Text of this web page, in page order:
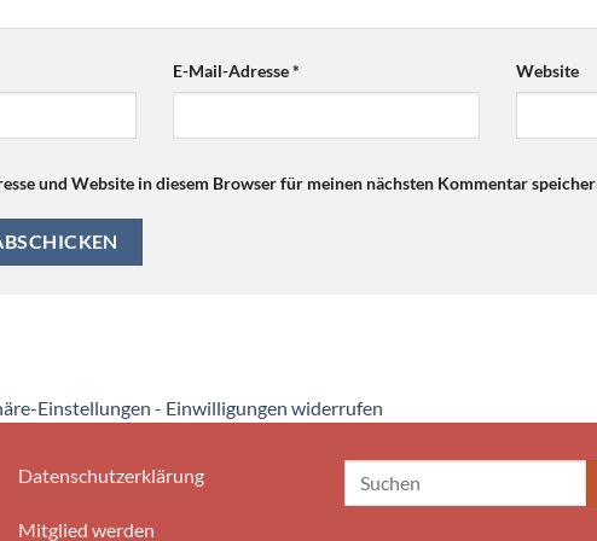
E-Mail-Adresse* Website
und Website in diesem Browser für meinen nächsten Kommentar
Einstellungen - Einwilligungen widerrufen
Datenschutzerklärung
Mitglied werden